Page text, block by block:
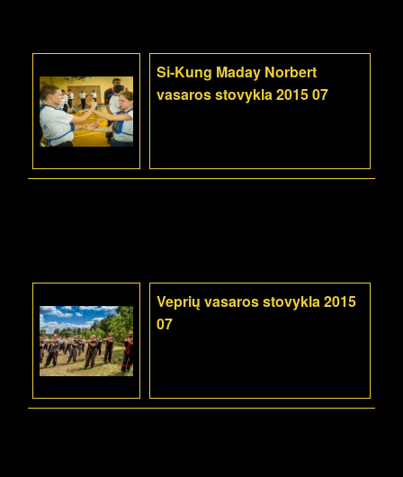
Si-Kung Maday Norbert
vasaros stovykla 2015 07
Veprių vasaros stovykla 2015
07